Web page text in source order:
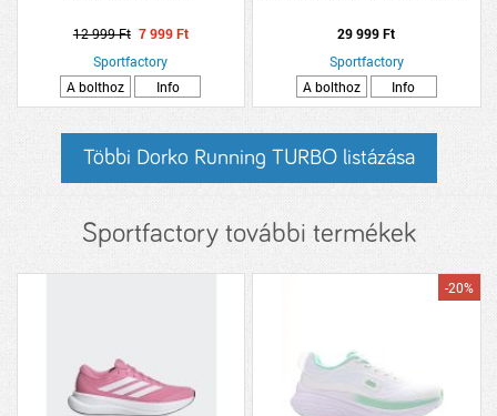
12 999 Ft 7 999 Ft
Sportfactory
A bolthoz
Info
29 999 Ft
Sportfactory
A bolthoz
Info
Többi Dorko Running TURBO listázása
Sportfactory további termékek
-20%